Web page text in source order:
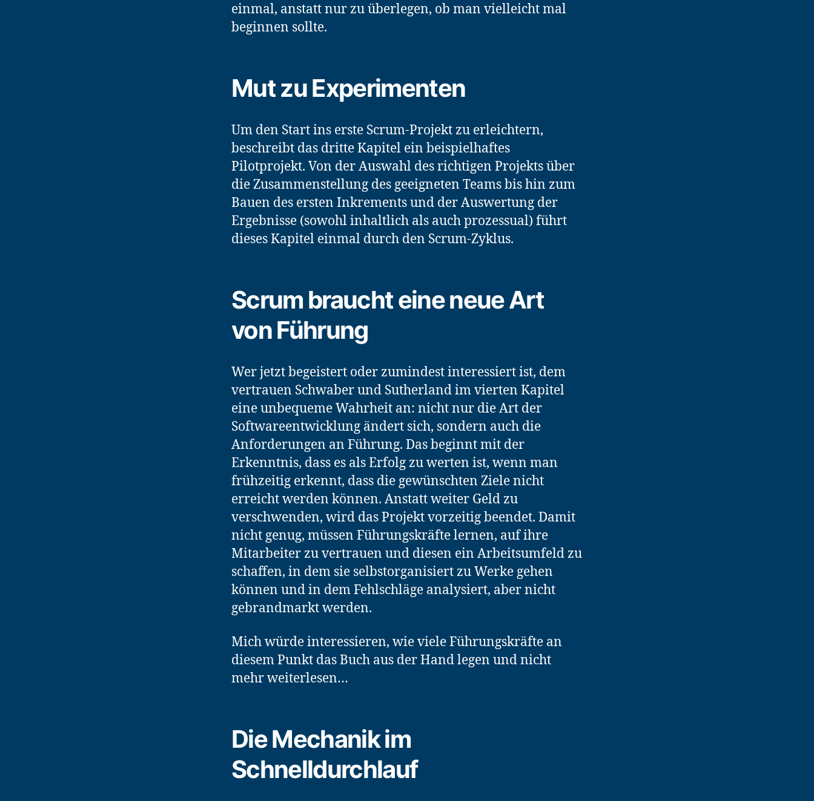
einmal, anstatt nur zu überlegen, ob man vielleicht mal
beginnen sollte.
Mut zu Experimenten
Um den Start ins erste Scrum-Projekt zu erleichtern,
beschreibt das dritte Kapitel ein beispielhaftes
Pilotprojekt. Von der Auswahl des richtigen Projekts über
die Zusammenstellung des geeigneten Teams bis hin zum
Bauen des ersten Inkrements und der Auswertung der
Ergebnisse (sowohl inhaltlich als auch prozessual) führt
dieses Kapitel einmal durch den Scrum-Zyklus.
Scrum braucht eine neue Art
von Führung
Wer jetzt begeistert oder zumindest interessiert ist, dem
vertrauen Schwaber und Sutherland im vierten Kapitel
eine unbequeme Wahrheit an: nicht nur die Art der
Softwareentwicklung ändert sich, sondern auch die
Anforderungen an Führung. Das beginnt mit der
Erkenntnis, dass es als Erfolg zu werten ist, wenn man
frühzeitig erkennt, dass die gewünschten Ziele nicht
erreicht werden können. Anstatt weiter Geld zu
verschwenden, wird das Projekt vorzeitig beendet. Damit
nicht genug, müssen Führungskräfte lernen, auf ihre
Mitarbeiter zu vertrauen und diesen ein Arbeitsumfeld zu
schaffen, in dem sie selbstorganisiert zu Werke gehen
können und in dem Fehlschläge analysiert, aber nicht
gebrandmarkt werden.
Mich würde interessieren, wie viele Führungskräfte an
diesem Punkt das Buch aus der Hand legen und nicht
mehr weiterlesen…
Die Mechanik im
Schnelldurchlauf